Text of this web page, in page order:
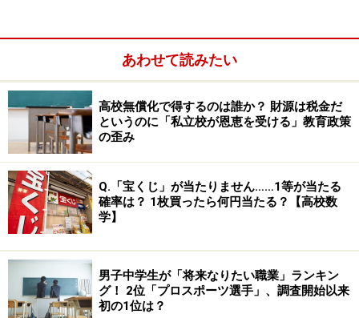
あわせて読みたい
高校無償化で得するのは誰か？ 財源は税金だ
というのに「私立校が恩恵を受ける」教育政策
の歪み
Q.「宝くじ」が当たりません……1等が当たる
確率は？ 1枚買ったら何円当たる？【高校数
学】
男子中学生が「将来なりたい職業」ランキン
グ！ 2位「プロスポーツ選手」、調査開始以来
初の1位は？